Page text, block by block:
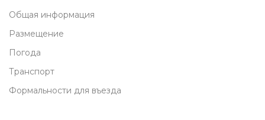
Общая информация
Размещение
Погода
Транспорт
Формальности для въезда